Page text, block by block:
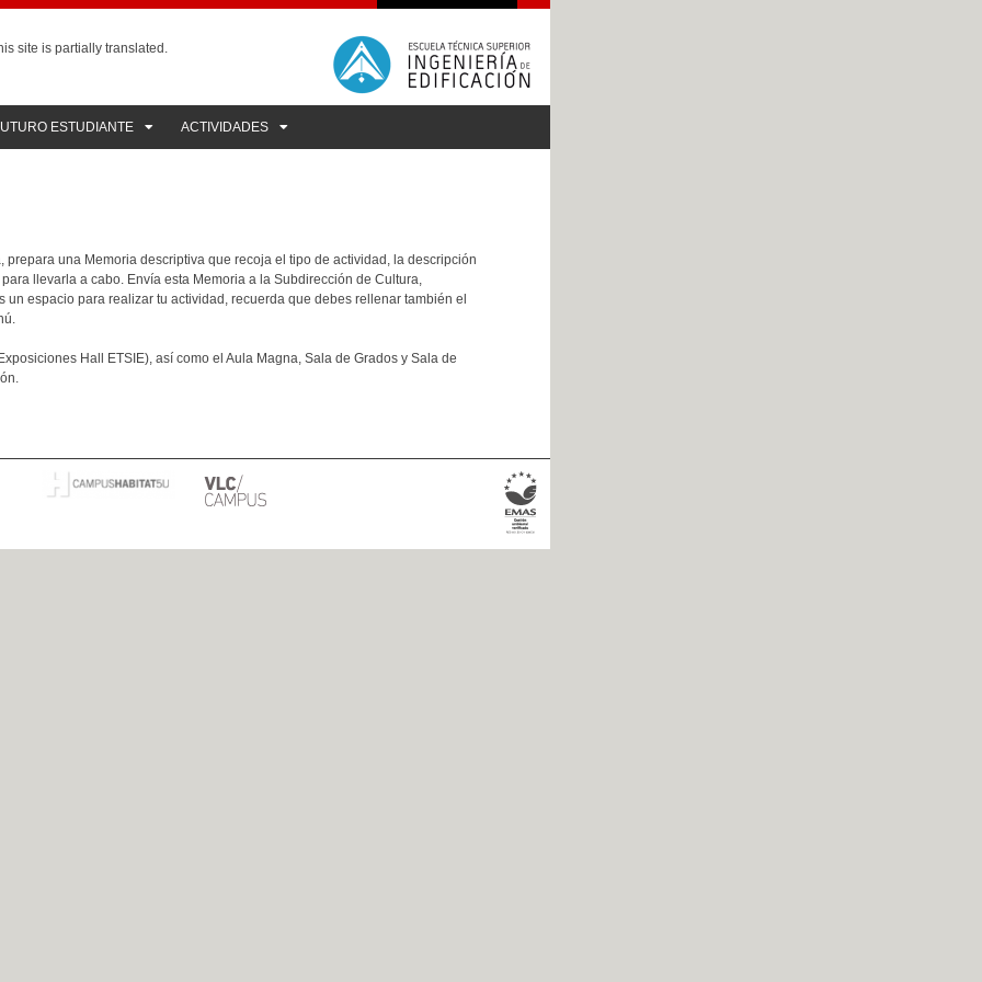
site is partially translated.
ESTUDIANTE ACTIVIDADES
una Memoria descriptiva que recoja el tipo de actividad, la descripción
llevarla a cabo. Envía esta Memoria a la Subdirección de Cultura,
un espacio para realizar tu actividad, recuerda que debes rellenar también el
Hall ETSIE), así como el Aula Magna, Sala de Grados y Sala de